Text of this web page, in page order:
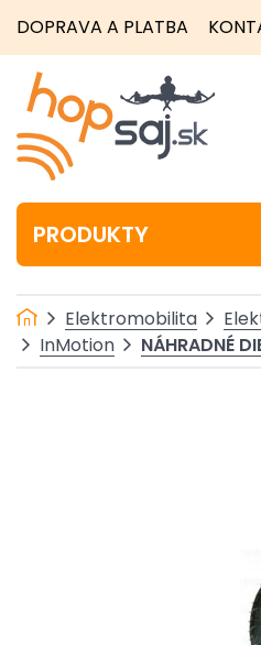
DOPRAVA A PLATBA
PRODUKTY
Elektromobilita
InMotion
NÁHRADNÉ